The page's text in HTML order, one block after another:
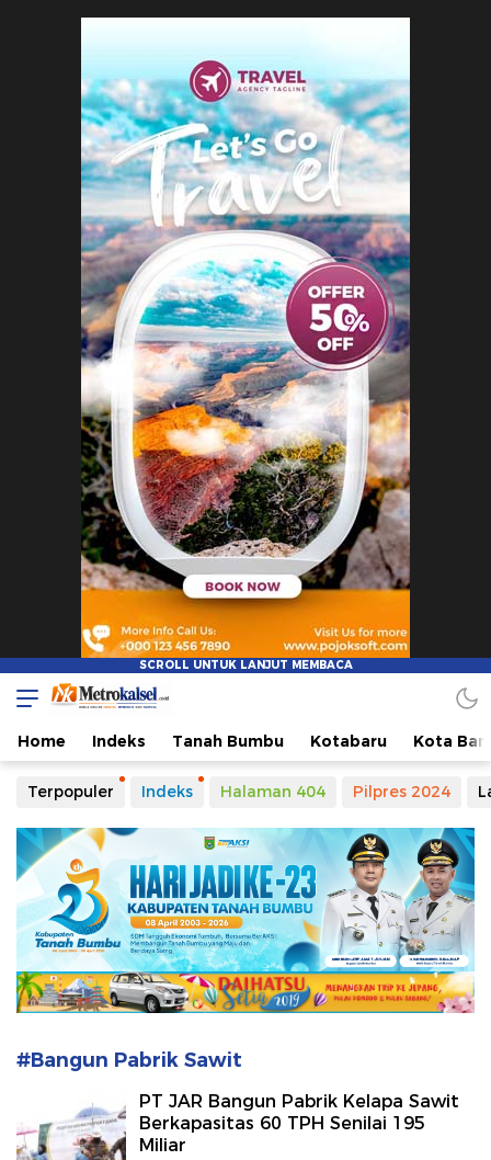
Metro Kalsel
Media Online Terkini, Faktual dan Mendidik
Home Indeks Tanah Bumbu Kotabaru Kota
Terpopuler Indeks Halaman 404 Pilpres 2024
#Bangun Pabrik Sawit
PT JAR Bangun Pabrik Kelapa Sawit
Berkapasitas 60 TPH Senilai 195
Miliar